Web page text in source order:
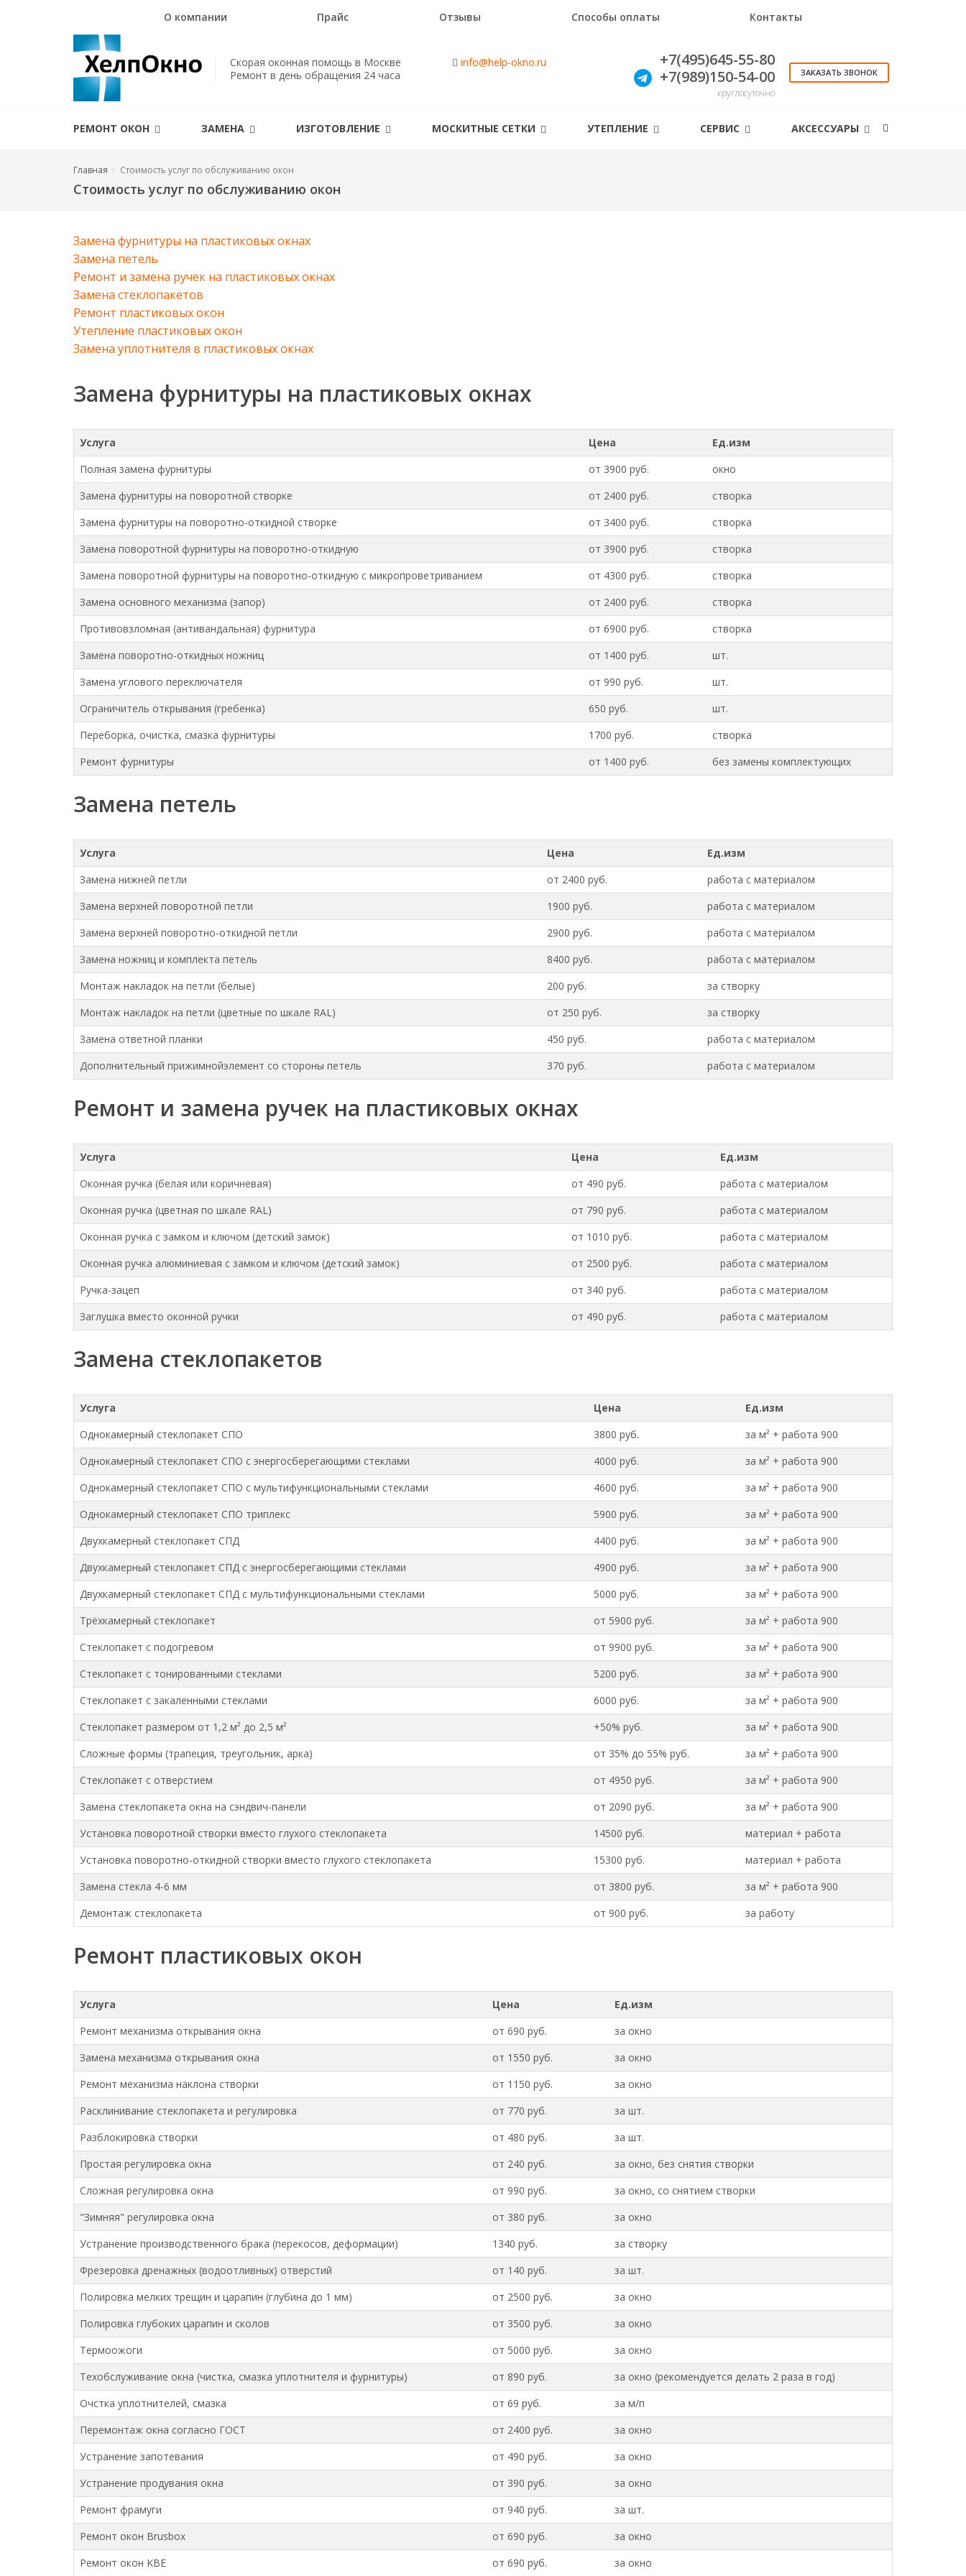
О компании Прайс Отзывы Способы оплаты Контакты
Скорая оконная помощь в Москве
Ремонт в день обращения 24 часа
info@help-okno.ru
+7(495)645-55-80
+7(989)150-54-00
круглосуточно
ЗАКАЗАТЬ ЗВОНОК
РЕМОНТ ОКОН ЗАМЕНА ИЗГОТОВЛЕНИЕ МОСКИТНЫЕ СЕТКИ УТЕПЛЕНИЕ СЕРВИС АКСЕССУАРЫ
Главная Стоимость услуг по обслуживанию окон
Стоимость услуг по обслуживанию окон
Замена фурнитуры на пластиковых окнах
Замена петель
Ремонт и замена ручек на пластиковых окнах
Замена стеклопакетов
Ремонт пластиковых окон
Утепление пластиковых окон
Замена уплотнителя в пластиковых окнах
Замена фурнитуры на пластиковых окнах
Услуга Цена
Ед.изм
Полная замена фурнитуры
от 3900 руб.
окно
Замена фурнитуры на поворотной створке
от 2400 руб.
створка
Замена фурнитуры на поворотно-откидной створке
от 3400 руб.
створка
Замена поворотной фурнитуры на поворотно-откидную
от 3900 руб.
створка
Замена поворотной фурнитуры на поворотно-откидную с микропроветриванием
от 4300 руб.
створка
Замена основного механизма (запор)
от 2400 руб.
створка
Противовзломная (антивандальная) фурнитура
от 6900 руб.
створка
Замена поворотно-откидных ножниц
от 1400 руб.
шт.
Замена углового переключателя
от 990 руб.
шт.
Ограничитель открывания (гребенка)
650 руб.
шт.
Переборка, очистка, смазка фурнитуры
1700 руб.
створка
Ремонт фурнитуры
от 1400 руб. без замены комплектующих
Замена петель
Услуга Цена
Ед.изм
Замена нижней петли
от 2400 руб.
работа с материалом
Замена верхней поворотной петли
1900 руб.
работа с материалом
Замена верхней поворотно-откидной петли
2900 руб.
работа с материалом
Замена ножниц и комплекта петель
8400 руб.
работа с материалом
Монтаж накладок на петли (белые)
200 руб.
за створку
Монтаж накладок на петли (цветные по шкале RAL)
от 250 руб.
за створку
Замена ответной планки
450 руб.
работа с материалом
Дополнительный прижимнойэлемент со стороны петель
370 руб. работа с материалом
Ремонт и замена ручек на пластиковых окнах
Услуга Цена
Ед.изм
Оконная ручка (белая или коричневая)
от 490 руб.
работа с материалом
Оконная ручка (цветная по шкале RAL)
от 790 руб.
работа с материалом
Оконная ручка с замком и ключом (детский замок)
от 1010 руб.
работа с материалом
Оконная ручка алюминиевая с замком и ключом (детский замок)
от 2500 руб.
работа с материалом
Ручка-зацеп
от 340 руб.
работа с материалом
Заглушка вместо оконной ручки
от 490 руб. работа с материалом
Замена стеклопакетов
Услуга Цена
Ед.изм
Однокамерный стеклопакет СПО
3800 руб.
за м² + работа 900
Однокамерный стеклопакет СПО с энергосберегающими стеклами
4000 руб.
за м² + работа 900
Однокамерный стеклопакет СПО с мультифункциональными стеклами
4600 руб.
за м² + работа 900
Однокамерный стеклопакет СПО триплекс
5900 руб.
за м² + работа 900
Двухкамерный стеклопакет СПД
4400 руб.
за м² + работа 900
Двухкамерный стеклопакет СПД с энергосберегающими стеклами
4900 руб.
за м² + работа 900
Двухкамерный стеклопакет СПД с мультифункциональными стеклами
5000 руб.
за м² + работа 900
Трёхкамерный стеклопакет
от 5900 руб.
за м² + работа 900
Стеклопакет с подогревом
от 9900 руб.
за м² + работа 900
Стеклопакет с тонированными стеклами
5200 руб.
за м² + работа 900
Стеклопакет с закаленными стеклами
6000 руб.
за м² + работа 900
Стеклопакет размером от 1,2 м² до 2,5 м²
+50% руб.
за м² + работа 900
Сложные формы (трапеция, треугольник, арка)
от 35% до 55% руб.
за м² + работа 900
Стеклопакет с отверстием
от 4950 руб.
за м² + работа 900
Замена стеклопакета окна на сэндвич-панели
от 2090 руб.
за м² + работа 900
Установка поворотной створки вместо глухого стеклопакета
14500 руб.
материал + работа
Установка поворотно-откидной створки вместо глухого стеклопакета
15300 руб.
материал + работа
Замена стекла 4-6 мм
от 3800 руб.
за м² + работа 900
Демонтаж стеклопакета
от 900 руб. за работу
Ремонт пластиковых окон
Услуга Цена
Ед.изм
Ремонт механизма открывания окна
от 690 руб.
за окно
Замена механизма открывания окна
от 1550 руб.
за окно
Ремонт механизма наклона створки
от 1150 руб.
за окно
Расклинивание стеклопакета и регулировка
от 770 руб.
за шт.
Разблокировка створки
от 480 руб.
за шт.
Простая регулировка окна
от 240 руб.
за окно, без снятия створки
Сложная регулировка окна
от 990 руб.
за окно, со снятием створки
"Зимняя" регулировка окна
от 380 руб.
за окно
Устранение производственного брака (перекосов, деформации)
1340 руб.
за створку
Фрезеровка дренажных (водоотливных) отверстий
от 140 руб.
за шт.
Полировка мелких трещин и царапин (глубина до 1 мм)
от 2500 руб.
за окно
Полировка глубоких царапин и сколов
от 3500 руб.
за окно
Термоожоги
от 5000 руб.
за окно
Техобслуживание окна (чистка, смазка уплотнителя и фурнитуры)
от 890 руб.
за окно (рекомендуется делать 2 раза в год)
Очстка уплотнителей, смазка
от 69 руб.
за м/п
Перемонтаж окна согласно ГОСТ
от 2400 руб.
за окно
Устранение запотевания
от 490 руб.
за окно
Устранение продувания окна
от 390 руб.
за окно
Ремонт фрамуги
от 940 руб.
за шт.
Ремонт окон Brusbox
от 690 руб.
за окно
Ремонт окон KBE
от 690 руб. за окно